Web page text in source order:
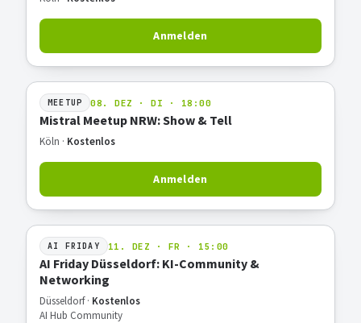
Anmelden
MEETUP 08. DEZ · DI · 18:00
Mistral Meetup NRW: Show & Tell
Köln · Kostenlos
Anmelden
AI FRIDAY 11. DEZ · FR · 15:00
AI Friday Düsseldorf: KI-Community &
Networking
Düsseldorf · Kostenlos
AI Hub Community